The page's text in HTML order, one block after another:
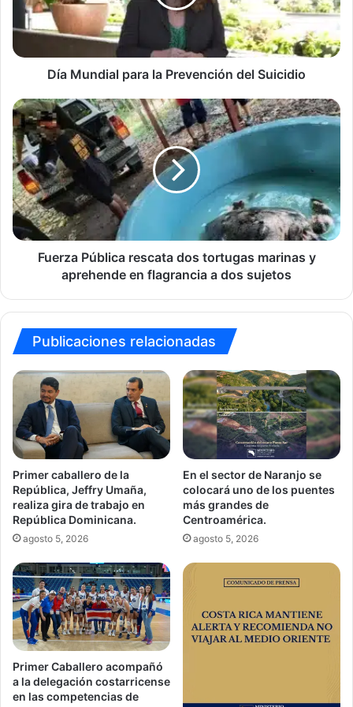
del
Suicidio
Día Mundial para la Prevención del Suicidio
Fuerza
Pública
rescata
dos
tortugas
marinas
y
aprehende
en
flagranciaFuerza Pública rescata dos tortugas marinas y
aprehende en flagrancia a dos sujetos
Publicaciones relacionadas
Primer caballero de la
República, Jeffry Umaña,
realiza gira de trabajo en
República Dominicana.
agosto 5, 2026
En el sector de Naranjo se
colocará uno de los puentes
más grandes de
Centroamérica.
agosto 5, 2026
Primer Caballero acompañó
a la delegación costarricense
en las competencias de